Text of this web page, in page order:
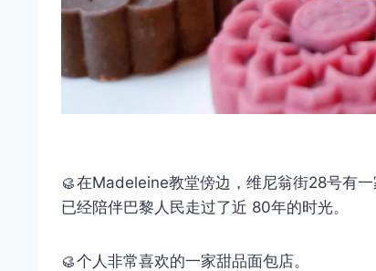
🥮在Madeleine教堂傍边，维尼翁街28号有
已经陪伴巴黎人民走过了近 80年的时光。
🥮个人非常喜欢的一家甜品面包店。